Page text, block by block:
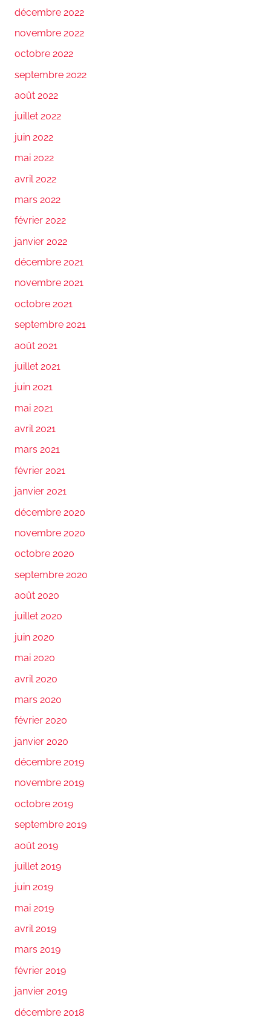
décembre 2022
novembre 2022
octobre 2022
septembre 2022
août 2022
juillet 2022
juin 2022
mai 2022
avril 2022
mars 2022
février 2022
janvier 2022
décembre 2021
novembre 2021
octobre 2021
septembre 2021
août 2021
juillet 2021
juin 2021
mai 2021
avril 2021
mars 2021
février 2021
janvier 2021
décembre 2020
novembre 2020
octobre 2020
septembre 2020
août 2020
juillet 2020
juin 2020
mai 2020
avril 2020
mars 2020
février 2020
janvier 2020
décembre 2019
novembre 2019
octobre 2019
septembre 2019
août 2019
juillet 2019
juin 2019
mai 2019
avril 2019
mars 2019
février 2019
janvier 2019
décembre 2018